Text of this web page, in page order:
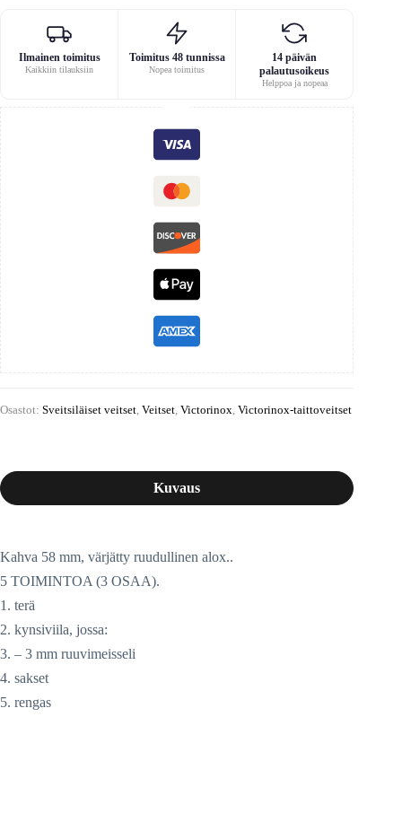
Ilmainen toimitus
Kaikkiin tilauksiin
Toimitus 48 tunnissa
Nopea toimitus
14 päivän
palautusoikeus
Helppoa ja nopeaa
Osastot: Sveitsiläiset veitset, Veitset, Victorinox, Victorinox-taittoveitset
Kuvaus
Kahva 58 mm, värjätty ruudullinen alox..
5 TOIMINTOA (3 OSAA).
1. terä
2. kynsiviila, jossa:
3. – 3 mm ruuvimeisseli
4. sakset
5. rengas